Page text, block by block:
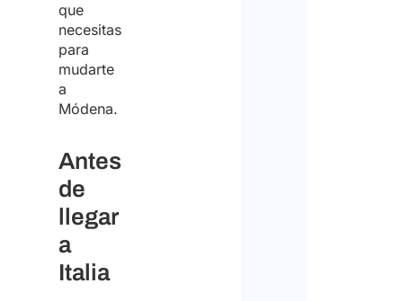
que
necesitas
para
mudarte
a
Módena.
Antes
de
llegar
a
Italia